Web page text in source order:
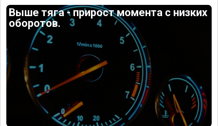
Выше тяга - прирост момента с низких
оборотов.